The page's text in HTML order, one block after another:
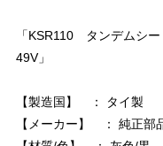
「KSR110 タンデムシ
49V」
【製造国】 ： タイ製
【メーカー】 ： 純正